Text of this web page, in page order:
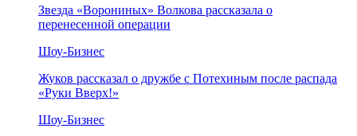
Звезда «Ворониных» Волкова рассказала о
перенесенной операции
Шоу-Бизнес
Жуков рассказал о дружбе с Потехиным после распада
«Руки Вверх!»
Шоу-Бизнес